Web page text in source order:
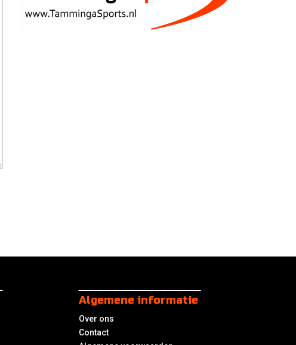
Algemene informatie
Over ons
Contact